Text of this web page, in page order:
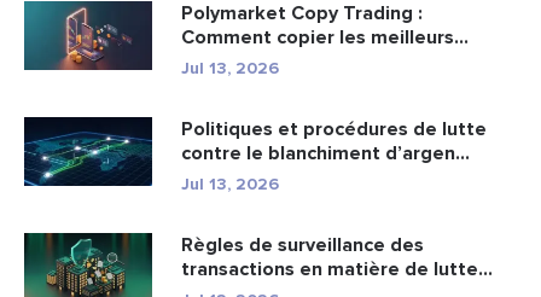
Polymarket Copy Trading :
Comment copier les meilleurs
portefeuil...
Jul 13, 2026
Politiques et procédures de lutte
contre le blanchiment d’argen...
Jul 13, 2026
Règles de surveillance des
transactions en matière de lutte